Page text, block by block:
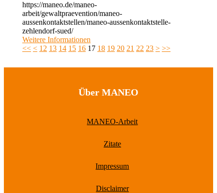
https://maneo.de/maneo-
arbeit/gewaltpraevention/maneo-
aussenkontaktstellen/maneo-aussenkontaktstelle-
zehlendorf-sued/
Weitere Informationen
<< < 12 13 14 15 16 17 18 19 20 21 22 23 > >>
Über MANEO
MANEO-Arbeit
Zitate
Impressum
Disclaimer